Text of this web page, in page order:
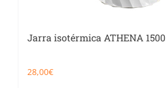
Jarra isotérmica ATHENA 1500
28,00€